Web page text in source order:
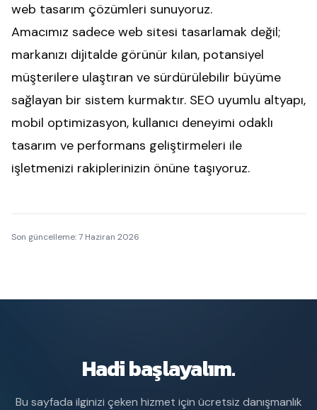
web tasarım çözümleri sunuyoruz.
Amacımız sadece web sitesi tasarlamak değil;
markanızı dijitalde görünür kılan, potansiyel
müşterilere ulaştıran ve sürdürülebilir büyüme
sağlayan bir sistem kurmaktır. SEO uyumlu altyapı,
mobil optimizasyon, kullanıcı deneyimi odaklı
tasarım ve performans geliştirmeleri ile
işletmenizi rakiplerinizin önüne taşıyoruz.
Son güncelleme:7 Haziran 2026
Hadi başlayalım.
Bu sayfada ilginizi çeken hizmet için ücretsiz danışmanlık